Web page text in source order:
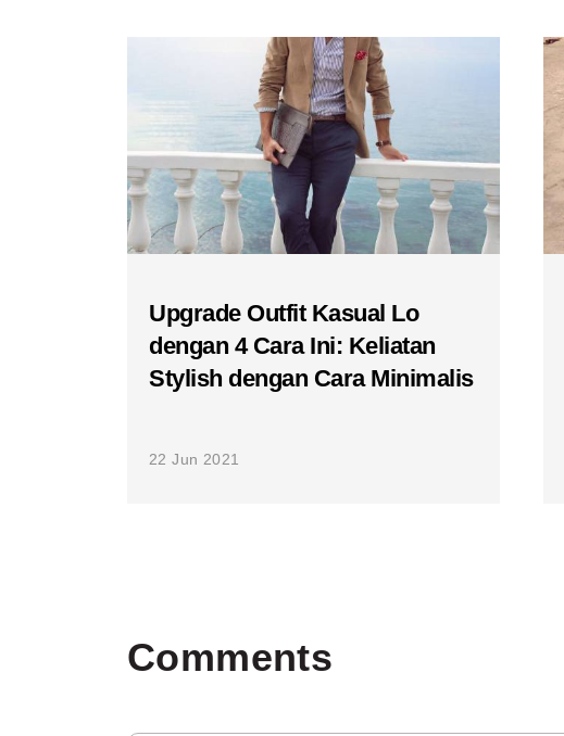
Upgrade Outfit Kasual Lo
dengan 4 Cara Ini: Keliatan
Stylish dengan Cara Minimalis
22 Jun 2021
Comments